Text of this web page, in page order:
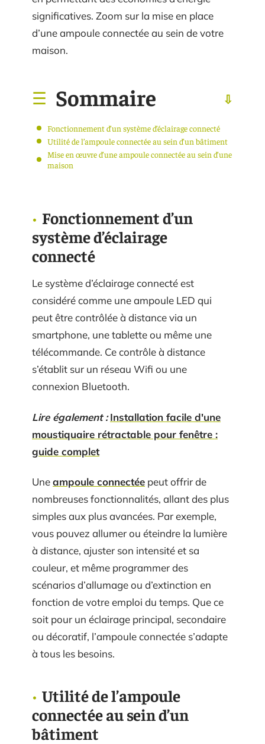
significatives. Zoom sur la mise en place
d’une ampoule connectée au sein de votre
maison.
Sommaire
Fonctionnement d’un système d’éclairage connecté
Utilité de l’ampoule connectée au sein d’un bâtiment
Mise en œuvre d’une ampoule connectée au sein d’une
maison
Fonctionnement d’un
système d’éclairage
connecté
Le système d’éclairage connecté est
considéré comme une ampoule LED qui
peut être contrôlée à distance via un
smartphone, une tablette ou même une
télécommande. Ce contrôle à distance
s’établit sur un réseau Wifi ou une
connexion Bluetooth.
Lire également : Installation facile d'une
moustiquaire rétractable pour fenêtre :
guide complet
Uneampoule connectée peut offrir de
nombreuses fonctionnalités, allant des plus
simples aux plus avancées. Par exemple,
vous pouvez allumer ou éteindre la lumière
à distance, ajuster son intensité et sa
couleur, et même programmer des
scénarios d’allumage ou d’extinction en
fonction de votre emploi du temps. Que ce
soit pour un éclairage principal, secondaire
ou décoratif, l’ampoule connectée s’adapte
à tous les besoins.
Utilité de l’ampoule
connectée au sein d’un
bâtiment